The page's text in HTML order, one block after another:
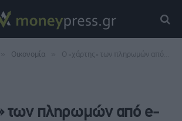
Οικονομία Ο «χάρτης» των πληρωμών από e-ΕΦΚΑ και ΔΥΠΑ για την επόμενη εβδομάδα - Όλες οι ημερομηνίες και τα ποσά
των πληρωμών από e-